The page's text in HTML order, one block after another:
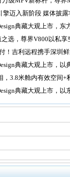
擎迈入新阶段 媒体披
典藏大观上市，
之选，尊界V800以私
！吉利远程携手深圳
典藏大观上市，
，3.8米舱内有效空间
典藏大观上市，